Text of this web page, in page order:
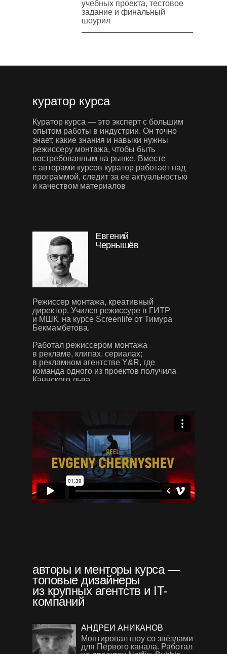
учебных проекта, тестовое
задание и финальный
шоурил
Евгений
Чернышёв
Режиссер монтажа, креативный
директор. Учился режиссуре в ГИТР
и МШК, на курсе Screenlife от Тимура
Бекмамбетова.
Работал режиссером монтажа
в рекламе, клипах, сериалах;
в рекламном агентстве Y&R, где
команда одного из проектов получила
Каннского льва
куратор курса
Куратор курса — это эксперт с большим
опытом работы в индустрии. Он точно
знает, какие знания и навыки нужны
режиссеру монтажа, чтобы быть
востребованным на рынке. Вместе
с авторами курсов куратор работает над
программой, следит за ее актуальностью
и качеством материалов
авторы и менторы курса —
топовые дизайнеры
из крупных агентств и IT-
компаний
АНДРЕЙ АНИКАНОВ
Монтировал шоу со звёздами
для Первого канала. Работал